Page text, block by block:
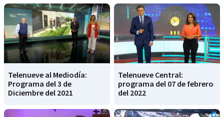
Telenueve al Mediodía:
Programa del 3 de
Diciembre del 2021
Telenueve Central:
programa del 07 de febrero
del 2022